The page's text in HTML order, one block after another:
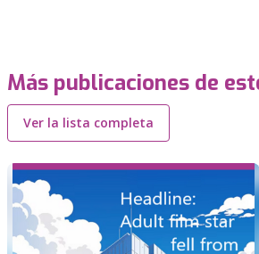
Más publicaciones de
Ver la lista completa